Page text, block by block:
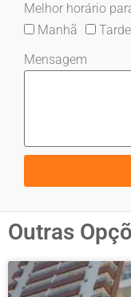
Melhor horário
Manhã
Tarde
Mensagem
Outras